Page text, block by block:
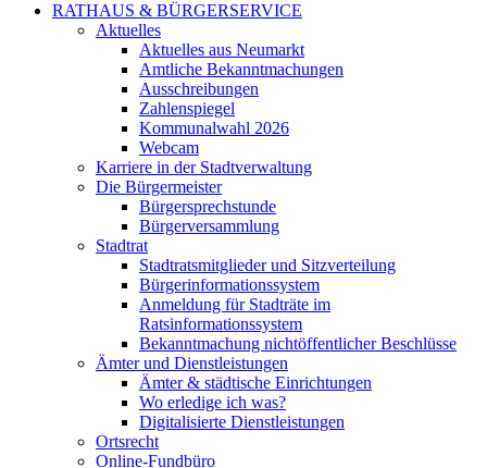
RATHAUS & BÜRGERSERVICE
Aktuelles
Aktuelles aus Neumarkt
Amtliche Bekanntmachungen
Ausschreibungen
Zahlenspiegel
Kommunalwahl 2026
Webcam
Karriere in der Stadtverwaltung
Die Bürgermeister
Bürgersprechstunde
Bürgerversammlung
Stadtrat
Stadtratsmitglieder und Sitzverteilung
Bürgerinformationssystem
Anmeldung für Stadträte im
Ratsinformationssystem
Bekanntmachung nichtöffentlicher Beschlüsse
Ämter und Dienstleistungen
Ämter & städtische Einrichtungen
Wo erledige ich was?
Digitalisierte Dienstleistungen
Ortsrecht
Online-Fundbüro